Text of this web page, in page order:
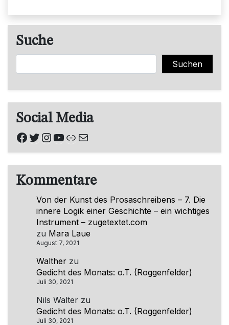
Suche
Suchen Suchen
Social Media
Facebook
Twitter
Instagram
YouTube
Link
E-Mail
Kommentare
Von der Kunst des Prosaschreibens – 7. Die
innere Logik einer Geschichte – ein wichtiges
Instrument – zugetextet.com
zu Mara Laue
August 7, 2021
Walther zu
Gedicht des Monats: o.T. (Roggenfelder)
Juli 30, 2021
Nils Walter zu
Gedicht des Monats: o.T. (Roggenfelder)
Juli 30, 2021